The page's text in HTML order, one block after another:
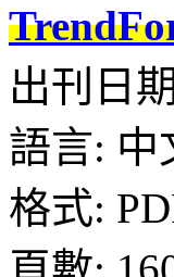
出刊日
語言: 中
格式: